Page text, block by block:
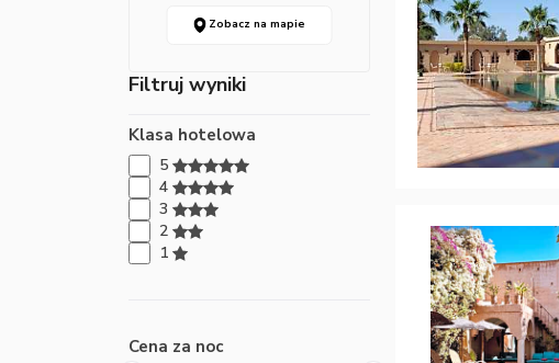
Zobacz na mapie
Filtruj wyniki
Klasa hotelowa
5
4
3
2
1
Cena za noc